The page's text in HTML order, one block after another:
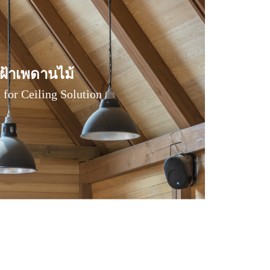
ฝ้าเพดานไม้
for Ceiling Solution
ฝ้าเพดานไม้
for Ceiling Solution